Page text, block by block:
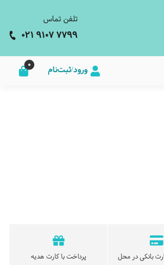
تلفن تماس
021 9107 7799
ورود/ثبت‌نام 0
بانکی در محل
پرداخت با کارت هدیه